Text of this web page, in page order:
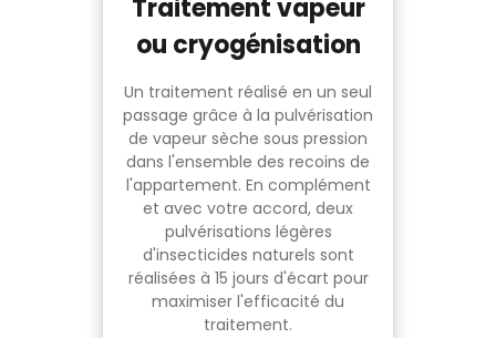
Traitement vapeur
ou cryogénisation
Un traitement réalisé en un seul
passage grâce à la pulvérisation
de vapeur sèche sous pression
dans l'ensemble des recoins de
l'appartement. En complément
et avec votre accord, deux
pulvérisations légères
d'insecticides naturels sont
réalisées à 15 jours d'écart pour
maximiser l'efficacité du
traitement.